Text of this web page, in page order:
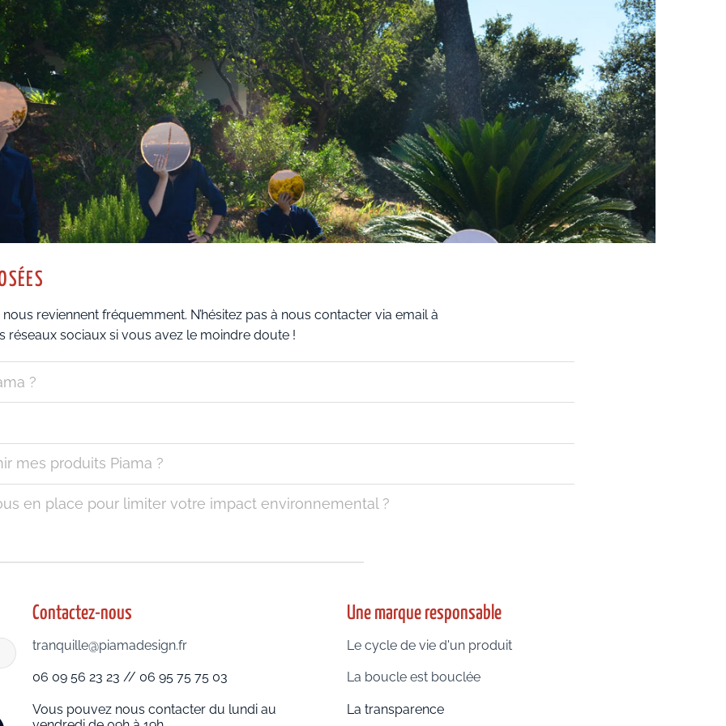
reviennent fréquemment. N’hésitez pas à nous contacter via email à
réseaux sociaux si vous avez le moindre doute !
?
mes produits Piama ?
en place pour limiter votre impact environnemental ?
Contactez-nous
tranquille@piamadesign.fr
06 09 56 23 23 // 06 95 75 75 03
Vous pouvez nous contacter du lundi au
Une marque responsable
Le cycle de vie d'un produit
La boucle est bouclée
La transparence